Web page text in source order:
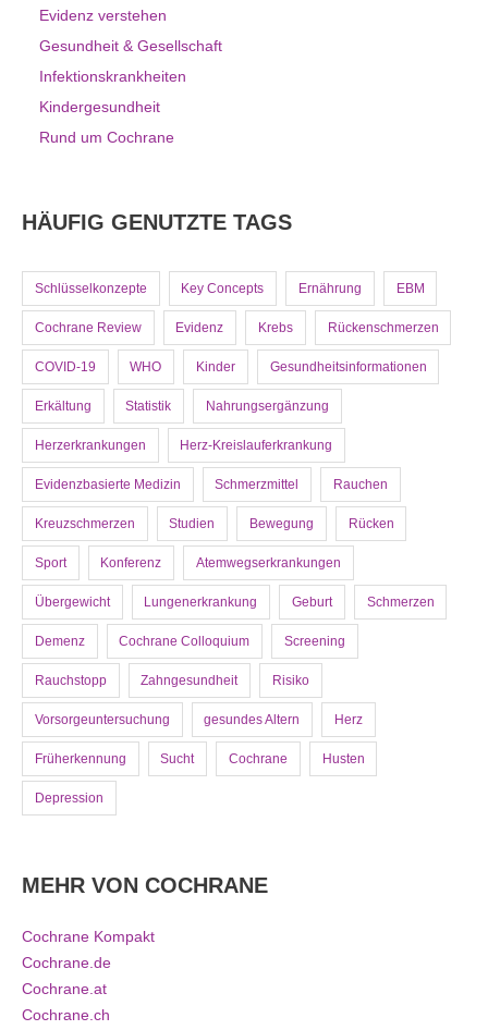
Evidenz verstehen
Gesundheit & Gesellschaft
Infektionskrankheiten
Kindergesundheit
Rund um Cochrane
HÄUFIG GENUTZTE TAGS
Schlüsselkonzepte Key Concepts Ernährung EBM
Cochrane Review Evidenz Krebs Rückenschmerzen
COVID-19 WHO Kinder Gesundheitsinformationen
Erkältung Statistik Nahrungsergänzung
Herzerkrankungen Herz-Kreislauferkrankung
Evidenzbasierte Medizin Schmerzmittel Rauchen
Kreuzschmerzen Studien Bewegung Rücken
Sport Konferenz Atemwegserkrankungen
Übergewicht Lungenerkrankung Geburt Schmerzen
Demenz Cochrane Colloquium Screening
Rauchstopp Zahngesundheit Risiko
Vorsorgeuntersuchung gesundes Altern Herz
Früherkennung Sucht Cochrane Husten
Depression
MEHR VON COCHRANE
Cochrane Kompakt
Cochrane.de
Cochrane.at
Cochrane.ch